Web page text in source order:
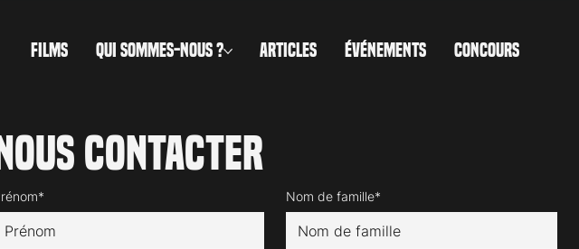
FILMS QUI SOMMES-NOUS ? ARTICLES ÉVÉNEMENTS CONCOURS
contacter
Nom de famille*